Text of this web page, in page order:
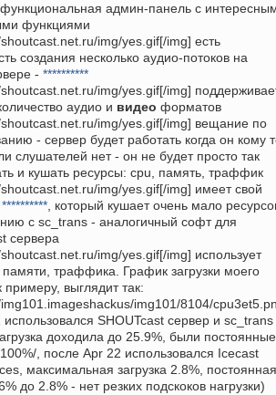
админ-панель с
функциями
img/yes.gif[/img] есть
создания несколько аудио-потоков на
- **********
img/yes.gif[/img]
аудио и видео форматов
img/yes.gif[/img] вещание по
- сервер будет работать когда он кому
слушателей нет - он не будет просто так
и кушать ресурсы: cpu, память, траффик
img/yes.gif[/img] имеет свой
**********, который кушает очень мало
с sc_trans - аналогичный софт для
сервера
img/yes.gif[/img] использует
траффика. График загрузки моего
примеру, выглядит так:
img101/8104/
SHOUTcast сервер и sc_trans
доходила до 25.9%, были постоянные
, после Apr 22 использовался Icecast
максимальная загрузка 2.8%, постоянная
до 2.8% - нет резких подскоков нагрузки)